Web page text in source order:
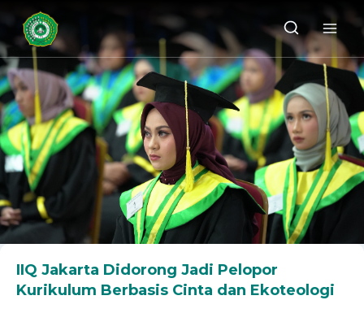
IIQ Jakarta Didorong Jadi Pelopor
Kurikulum Berbasis Cinta dan Ekoteologi